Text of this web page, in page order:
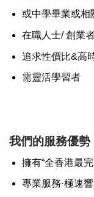
或中學畢業或相
在職人士/ 創業
追求性價比&高
需靈活學習者
我們的服務優勢
擁有“全香港最
專業服務·極速